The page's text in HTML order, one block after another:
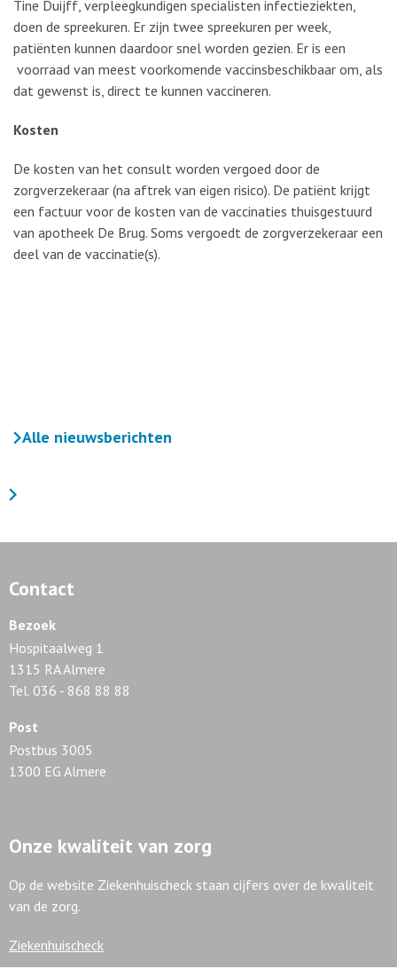
Tine Duijff, verpleegkundigen specialisten infectieziekten,
doen de spreekuren. Er zijn twee spreekuren per week,
patiënten kunnen daardoor snel worden gezien. Er is een
voorraad van meest voorkomende vaccinsbeschikbaar om, als
dat gewenst is, direct te kunnen vaccineren.
Kosten
De kosten van het consult worden vergoed door de
zorgverzekeraar (na aftrek van eigen risico). De patiënt krijgt
een factuur voor de kosten van de vaccinaties thuisgestuurd
van apotheek De Brug. Soms vergoedt de zorgverzekeraar een
deel van de vaccinatie(s).
Alle nieuwsberichten
Contact
Bezoek
Hospitaalweg 1
1315 RA Almere
Tel. 036 - 868 88 88
Post
Postbus 3005
1300 EG Almere
Onze kwaliteit van zorg
Op de website Ziekenhuischeck staan cijfers over de kwaliteit
van de zorg.
Ziekenhuischeck